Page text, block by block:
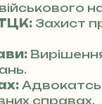
Захист
справах.